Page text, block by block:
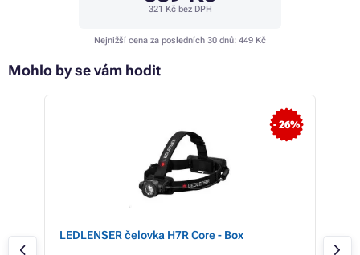
321 Kčbez DPH
Nejnižší cena za posledních 30 dnů: 449 Kč
Mohlo by se vám hodit
- 26%
LEDLENSER čelovka H7R Core - Box